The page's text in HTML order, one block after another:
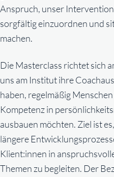
Anspruch, unser
sorgfältig einzuordnen und
machen.
Die Masterclass richtet sich
uns am Institut ihre
haben, regelmäßig
Kompetenz in
ausbauen möchten. Ziel ist
längere
Klient:innen in
Themen zu begleiten. Der